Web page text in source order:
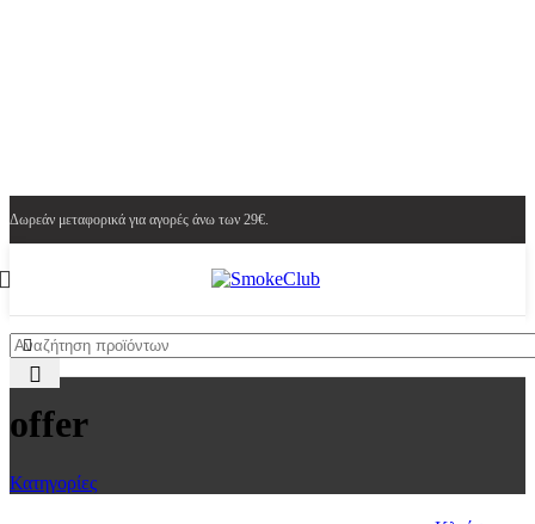
Δωρεάν μεταφορικά για αγορές άνω των 29€.
offer
Κατηγορίες